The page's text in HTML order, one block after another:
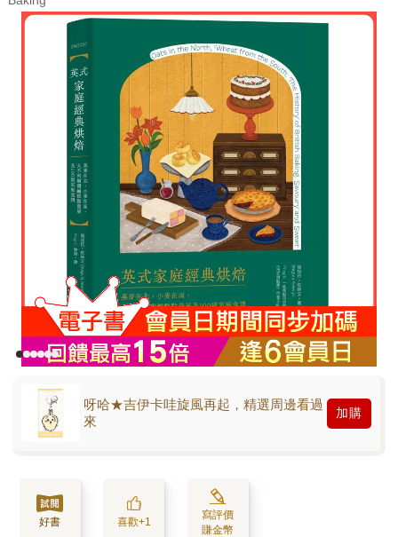
呀哈★吉伊卡哇旋風再起，精選周邊看過
來
加購
好書 喜歡+1
寫評價
賺金幣